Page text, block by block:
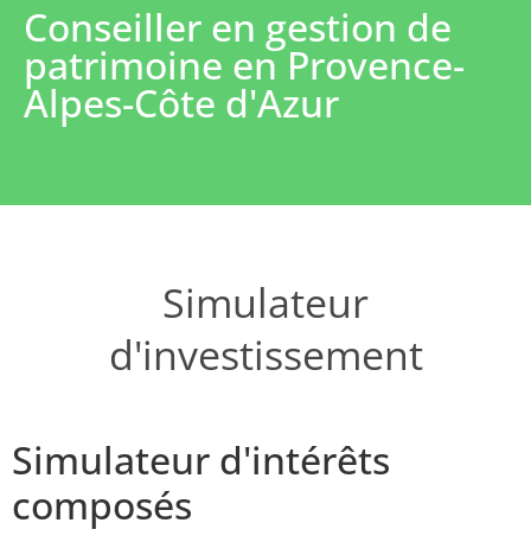
Conseiller en gestion de
patrimoine en Provence-
Alpes-Côte d'Azur
Simulateur
d'investissement
Simulateur d'intérêts
composés